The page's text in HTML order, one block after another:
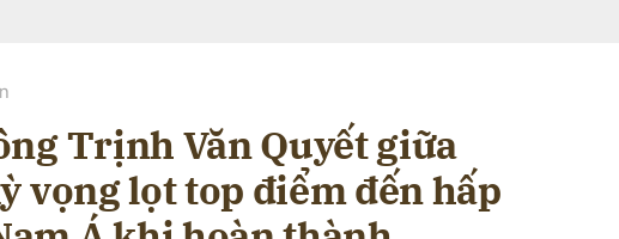
Trịnh Văn Quyết giữa
vọng lọt top điểm đến hấp